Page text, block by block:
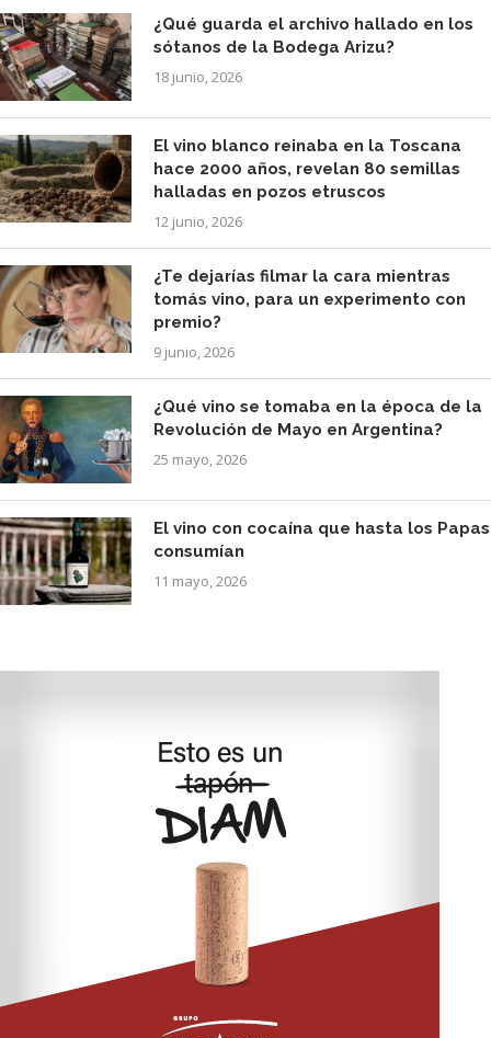
¿Qué guarda el archivo hallado en los
sótanos de la Bodega Arizu?
18 junio, 2026
El vino blanco reinaba en la Toscana
hace 2000 años, revelan 80 semillas
halladas en pozos etruscos
12 junio, 2026
¿Te dejarías filmar la cara mientras
tomás vino, para un experimento con
premio?
9 junio, 2026
¿Qué vino se tomaba en la época de la
Revolución de Mayo en Argentina?
25 mayo, 2026
El vino con cocaína que hasta los Papas
consumían
11 mayo, 2026